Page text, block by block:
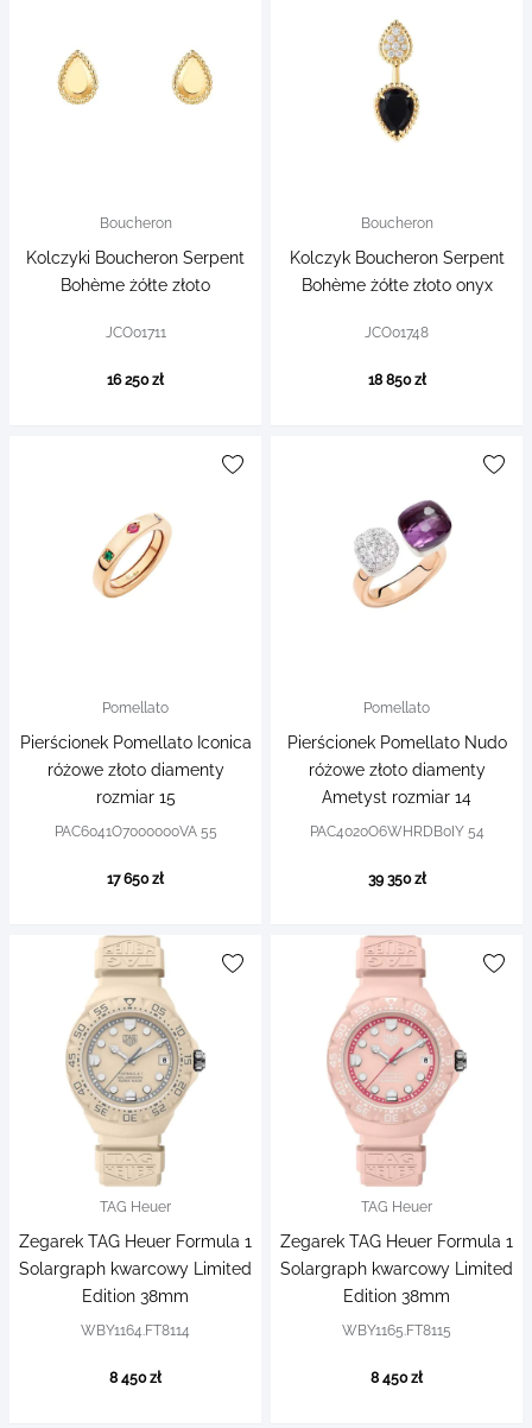
Boucheron
Kolczyki Boucheron Serpent
Bohème żółte złoto
JCO01711
16 250 zł
Boucheron
Kolczyk Boucheron Serpent
Bohème żółte złoto onyx
JCO01748
18 850 zł
Pomellato
Pierścionek Pomellato Iconica
różowe złoto diamenty
rozmiar 15
PAC6041O7000000VA 55
17 650 zł
Pomellato
Pierścionek Pomellato Nudo
różowe złoto diamenty
Ametyst rozmiar 14
PAC4020O6WHRDB0IY 54
39 350 zł
TAG Heuer
Zegarek TAG Heuer Formula 1
Solargraph kwarcowy Limited
Edition 38mm
WBY1164.FT8114
8 450 zł
TAG Heuer
Zegarek TAG Heuer Formula 1
Solargraph kwarcowy Limited
Edition 38mm
WBY1165.FT8115
8 450 zł